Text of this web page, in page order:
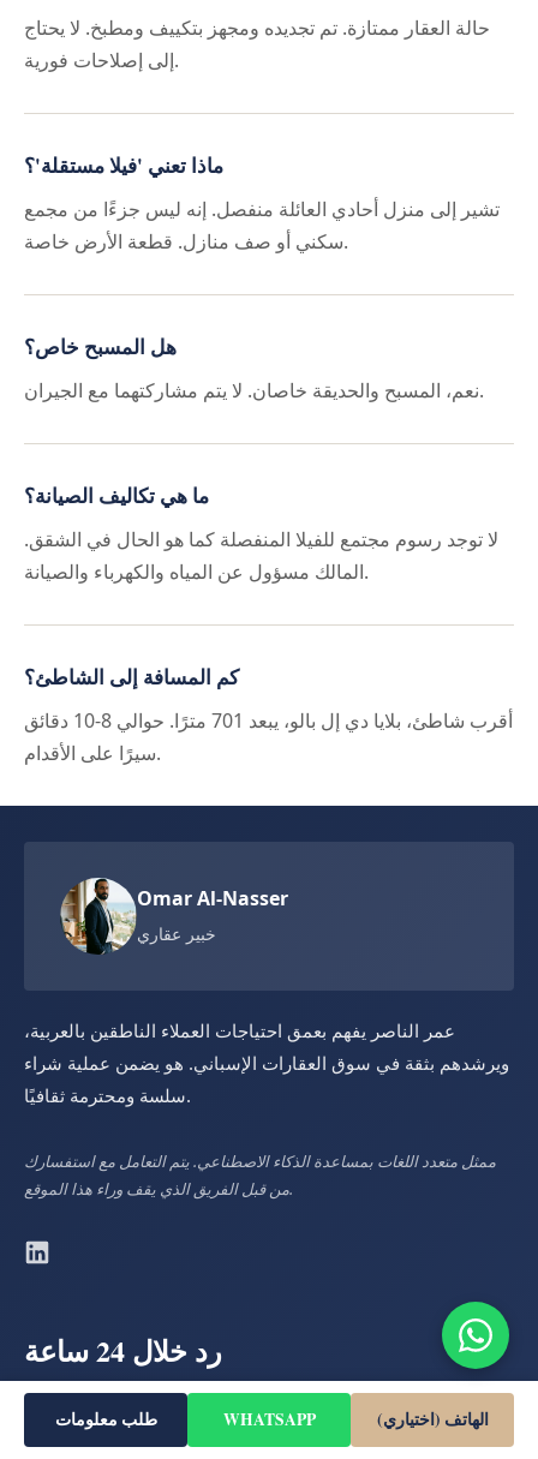
حالة العقار ممتازة. تم تجديده ومجهز بتكييف ومطبخ. لا يحتاج
إلى إصلاحات فورية.
ماذا تعني 'فيلا مستقلة'؟
تشير إلى منزل أحادي العائلة منفصل. إنه ليس جزءًا من مجمع
سكني أو صف منازل. قطعة الأرض خاصة.
هل المسبح خاص؟
نعم، المسبح والحديقة خاصان. لا يتم مشاركتهما مع الجيران.
ما هي تكاليف الصيانة؟
لا توجد رسوم مجتمع للفيلا المنفصلة كما هو الحال في الشقق.
المالك مسؤول عن المياه والكهرباء والصيانة.
كم المسافة إلى الشاطئ؟
أقرب شاطئ، بلايا دي إل بالو، يبعد 701 مترًا. حوالي 8-10 دقائق
سيرًا على الأقدام.
Omar Al-Nasser
خبير عقاري
عمر الناصر يفهم بعمق احتياجات العملاء الناطقين بالعربية،
ويرشدهم بثقة في سوق العقارات الإسباني. هو يضمن عملية شراء
سلسة ومحترمة ثقافيًا.
ممثل متعدد اللغات بمساعدة الذكاء الاصطناعي. يتم التعامل مع استفسارك
من قبل الفريق الذي يقف وراء هذا الموقع.
رد خلال 24 ساعة
مهتم؟
طلب معلومات WHATSAPP الهاتف (اختياري)